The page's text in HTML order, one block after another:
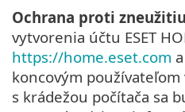
Ochrana proti
vytvorenia účtu ESET
https://home.eset.com
koncovým používateľom
s krádežou počítača sa